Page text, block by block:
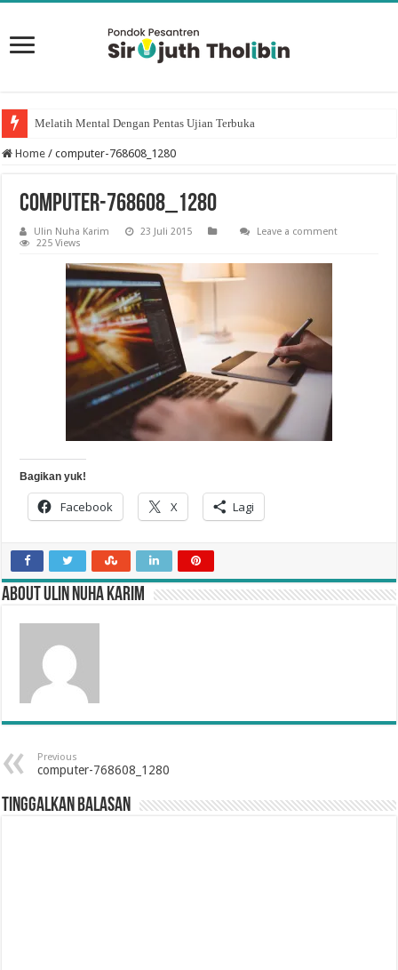
Melatih Mental Dengan Pentas Ujian Terbuka
Keutamaan puasa Sembilan Hari Pertama Bulan Dzulhijjah
Home / computer-768608_1280
computer-768608_1280
Ulin Nuha Karim 23 Juli 2015
Leave a comment
225 Views
Bagikan yuk!
Facebook X Lagi
About Ulin Nuha Karim
Previous
computer-768608_1280
Tinggalkan Balasan